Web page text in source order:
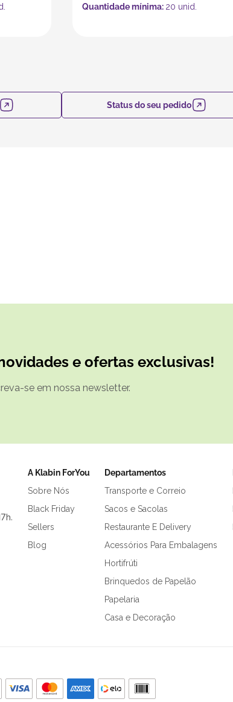
Quantidade mínima: 20 unid.
Status do seu pedido
e ofertas exclusivas!
se em nossa newsletter.
A Klabin ForYou
Sobre Nós
Black Friday
Sellers
Blog
Departamentos
Transporte e Correio
Sacos e Sacolas
Restaurante E Delivery
Acessórios Para Embalagens
Hortifrúti
Brinquedos de Papelão
Papelaria
Casa e Decoração